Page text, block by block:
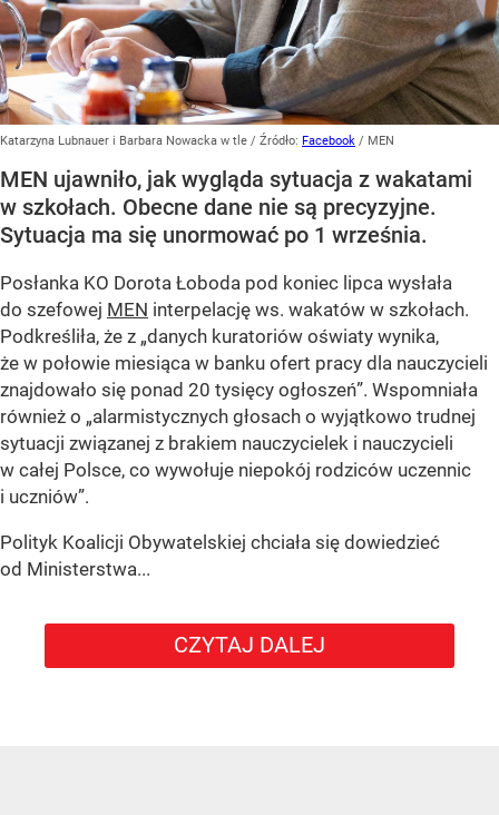
Katarzyna Lubnauer i Barbara Nowacka w tle / Źródło: Facebook / MEN
MEN ujawniło, jak wygląda sytuacja z wakatami
w szkołach. Obecne dane nie są precyzyjne.
Sytuacja ma się unormować po 1 września.
Posłanka KO Dorota Łoboda pod koniec lipca wysłała
do szefowej MEN interpelację ws. wakatów w szkołach.
Podkreśliła, że z „danych kuratoriów oświaty wynika,
że w połowie miesiąca w banku ofert pracy dla nauczycieli
znajdowało się ponad 20 tysięcy ogłoszeń”. Wspomniała
również o „alarmistycznych głosach o wyjątkowo trudnej
sytuacji związanej z brakiem nauczycielek i nauczycieli
w całej Polsce, co wywołuje niepokój rodziców uczennic
i uczniów”.
Polityk Koalicji Obywatelskiej chciała się dowiedzieć
od Ministerstwa...
CZYTAJ DALEJ